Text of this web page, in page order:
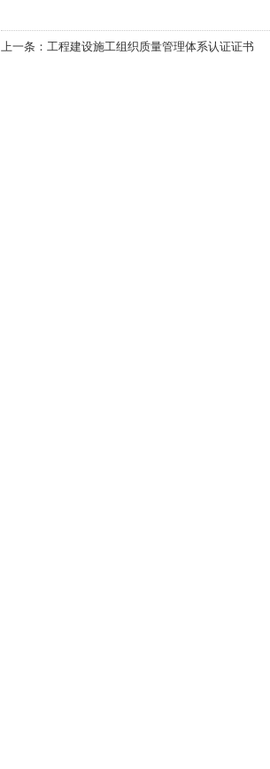
上一条： 工程建设施工组织质量管理体系认证证书